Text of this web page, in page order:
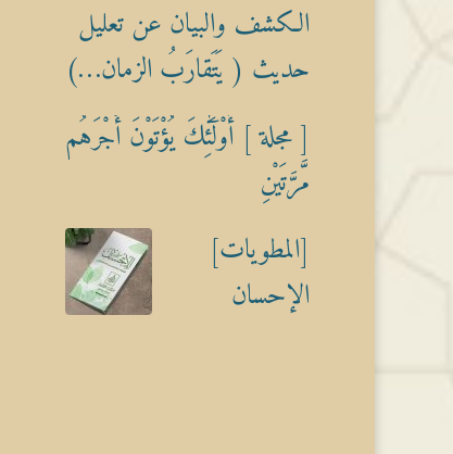
الكشف والبيان عن تعليل
حديث ( يَتَقارَبُ الزمان…)
[ مجلة ] أُوْلَٰٓئِكَ يُؤْتَوْنَ أَجْرَهُم
مَّرَّتَيْنِ
[المطويات]
الإحسان